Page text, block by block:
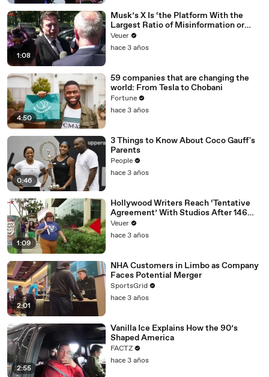
1:08
Musk’s X Is ‘the Platform With the
Largest Ratio of Misinformation or
Disinformation’ Amongst All Social
Media Platforms
Veuer
hace 3 años
4:50
59 companies that are changing the
world: From Tesla to Chobani
Fortune
hace 3 años
0:46
3 Things to Know About Coco Gauff's
Parents
People
hace 3 años
1:09
Hollywood Writers Reach ‘Tentative
Agreement’ With Studios After 146
Day Strike
Veuer
hace 3 años
2:01
NHA Customers in Limbo as Company
Faces Potential Merger
SportsGrid
hace 3 años
2:55
Vanilla Ice Explains How the 90’s
Shaped America
FACTZ
hace 3 años